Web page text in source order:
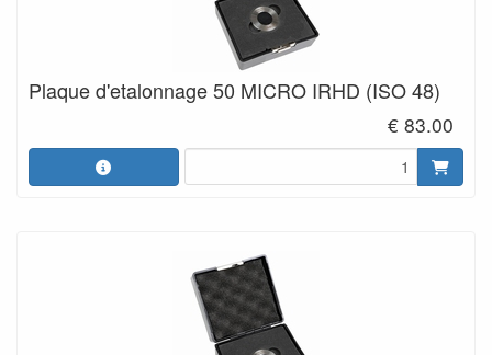
Plaque d'etalonnage 50 MICRO IRHD (ISO 48)
€ 83.00